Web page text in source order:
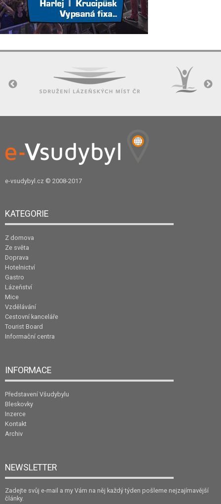
e-vsudybyl.cz © 2008-2017
KATEGORIE
Z domova
Ze světa
Doprava
Hotelnictví
Gastro
Lázeňství
Mice
Vzdělávání
Cestovní kanceláře
Tourist Board
Informační centra
INFORMACE
Představení Všudybylu
Bleskovky
Inzerce
Kontakt
Archiv
NEWSLETTER
Zadejte svůj e-mail a my Vám na něj každý týden pošleme nejzajímavější
články.